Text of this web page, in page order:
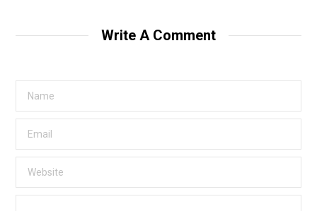
Write A Comment